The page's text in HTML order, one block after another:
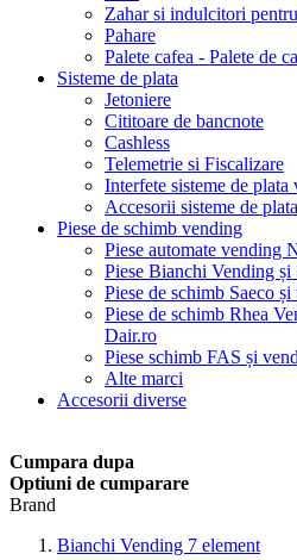
Zahar si indulcitori
Pahare
Palete cafea - Palete de
Sisteme de plata
Jetoniere
Cititoare de bancnote
Cashless
Telemetrie si Fiscalizare
Interfete sisteme de plata
Accesorii sisteme de plata
Piese de schimb vending
Piese automate vending
Piese Bianchi Vending și
Piese de schimb Saeco
Piese de schimb Rhea
Dair.ro
Piese schimb FAS și
Alte marci
Accesorii diverse
Cumpara dupa
Optiuni de cumparare
Brand
Bianchi Vending 7 element